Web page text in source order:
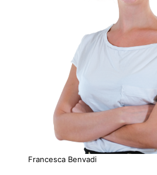
Francesca Benvadi